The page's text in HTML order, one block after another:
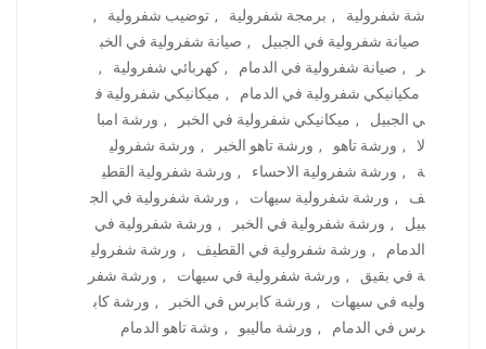
شة شفرولية
, برمجة شفرولية , توضيب شفرولية
,
صيانة شفرولية في الجبيل
, صيانة شفرولية في الخب
ر
, صيانة شفرولية في الدمام , كهربائي شفرولية
,
مكيانيكي شفرولية في الدمام
, ميكانيكي شفرولية ف
ي الجبيل
, ميكانيكي شفرولية في الخبر , ورشة امبا
لا
, ورشة تاهو , ورشة تاهو الخبر , ورشة شفرولي
ة
, ورشة شفرولية الاحساء , ورشة شفرولية القطي
ف
, ورشة شفرولية سيهات , ورشة شفرولية في الج
بيل
, ورشة شفرولية في الخبر , ورشة شفرولية في
الدمام
, ورشة شفرولية في القطيف , ورشة شفرولي
ة في بقيق
, ورشة شفرولية في سيهات , ورشة شفر
وليه في سيهات
, ورشة كابرس في الخبر , ورشة كاب
رس في الدمام
, ورشة ماليبو , وشة تاهو الدمام